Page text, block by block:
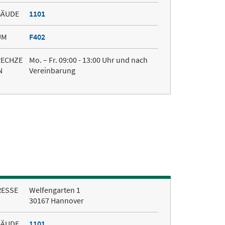
1101
F402
Mo. – Fr. 09:00 - 13:00 Uhr und nach
Vereinbarung
Welfengarten 1
30167 Hannover